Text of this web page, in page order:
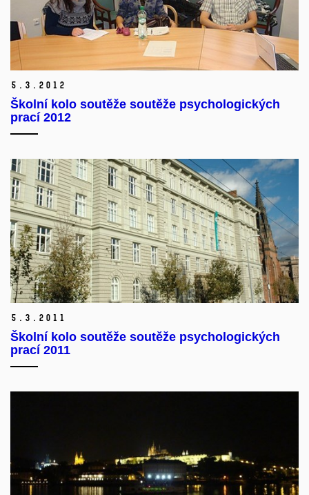
5. 3. 2012
Školní kolo soutěže soutěže psychologických
prací 2012
5. 3. 2011
Školní kolo soutěže soutěže psychologických
prací 2011